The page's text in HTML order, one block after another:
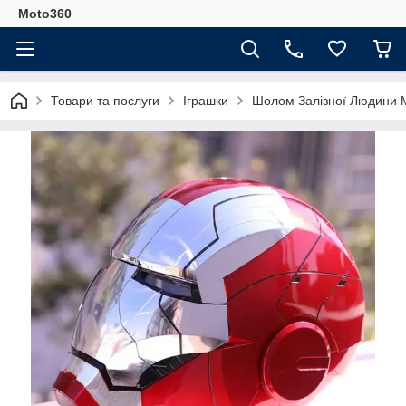
Moto360
Товари та послуги Іграшки Шолом Залізної Людини